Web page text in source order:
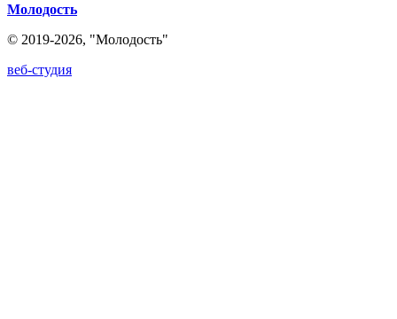
Молодость
© 2019-2026, "Молодость"
веб-студия